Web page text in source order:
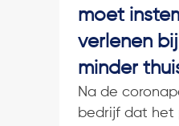
moet
verlenen
minder
Na de
bedrijf dat het